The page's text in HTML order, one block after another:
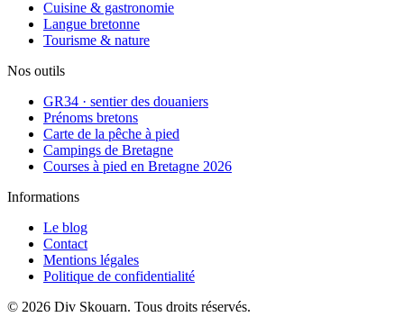
Cuisine & gastronomie
Langue bretonne
Tourisme & nature
Nos outils
GR34 · sentier des douaniers
Prénoms bretons
Carte de la pêche à pied
Campings de Bretagne
Courses à pied en Bretagne 2026
Informations
Le blog
Contact
Mentions légales
Politique de confidentialité
© 2026 Div Skouarn. Tous droits réservés.